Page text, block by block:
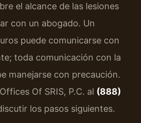
el alcance de las lesiones
con un abogado. Un
puede comunicarse con
toda comunicación con la
manejarse con precaución.
Of SRIS, P.C. al (888)
los pasos siguientes.